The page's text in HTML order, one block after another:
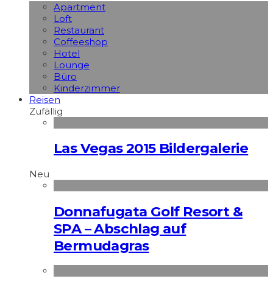
Apart­ment
Loft
Restaurant
Coffeeshop
Hotel
Lounge
Büro
Kinderzimmer
Reisen
Zufällig
Las Vegas 2015 Bildergalerie
Neu
Donnafugata Golf Resort &
SPA – Abschlag auf
Bermudagras